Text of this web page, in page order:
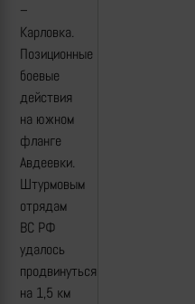
–
Карловка.
Позиционные
боевые
действия
на южном
фланге
Авдеевки.
Штурмовым
отрядам
ВС РФ
удалось
продвинуться
на 1,5 км